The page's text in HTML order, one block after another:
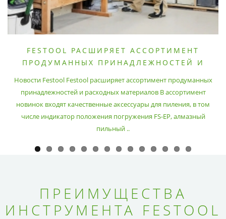
FESTOOL РАСШИРЯЕТ АССОРТИМЕНТ
ПРОДУМАННЫХ ПРИНАДЛЕЖНОСТЕЙ И
Новости Festool Festool расширяет ассортимент продуманных
принадлежностей и расходных материалов В ассортимент
новинок входят качественные аксессуары для пиления, в том
числе индикатор положения погружения FS-EP, алмазный
пильный ..
ПРЕИМУЩЕСТВА
ИНСТРУМЕНТА FESTOOL